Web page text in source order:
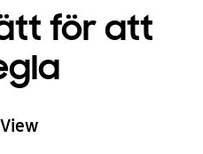
för att